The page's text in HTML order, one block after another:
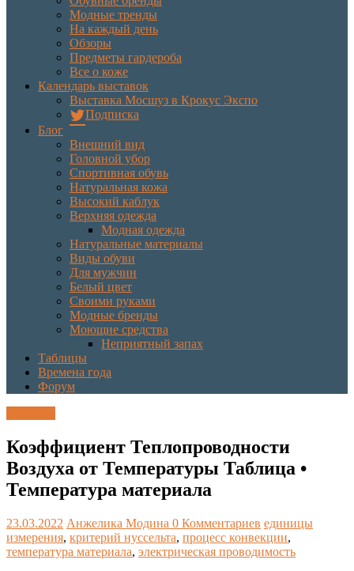
Модные тренды
На каждый день
Обзоры
Предметы гардероба
Все о коже
Календарь выставок
Выставка Мосшуз в Крокус Экспо
Подписка
Блог
Внешний вид
Головной убор
Спортивная обувь
Натуральная кожа
Высокий каблук
Верхняя одежда
Модная одежда
Натуральные материалы
Виды обуви
Для мужчин
Белый цвет
Своими руками
Модные бренды
Моющие средства
Неприятный запах
Таблицы
Времена года
Форум
Коэффициент Теплопроводности
Воздуха от Температуры Таблица •
Температура материала
23.03.2022 Анжелика Модина 0 Комментариев единицы
измерения, критерий нуссельта, процесс конвекции,
температура материала, электрическая проводимость